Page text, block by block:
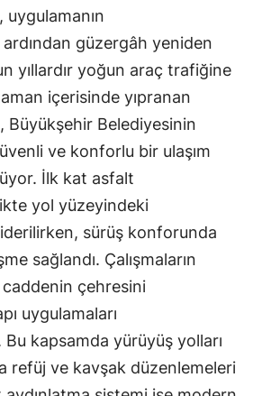
ardından güzergâh yeniden
yıllardır yoğun araç trafiğine
içerisinde yıpranan
Büyükşehir Belediyesinin
ve konforlu bir ulaşım
İlk kat asfalt
yol yüzeyindeki
sürüş konforunda
sağlandı. Çalışmaların
caddenin çehresini
uygulamaları
kapsamda yürüyüş yolları
refüj ve kavşak düzenlemeleri